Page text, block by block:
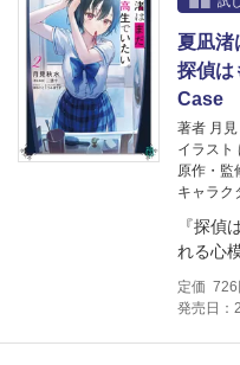
夏凪渚
探偵は
Case
著者 月
イラスト
原作・監
キャラク
『探偵
れる心
定価 726
発売日：